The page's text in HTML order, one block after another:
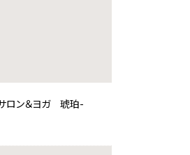
ロン＆ヨガ 琥珀-